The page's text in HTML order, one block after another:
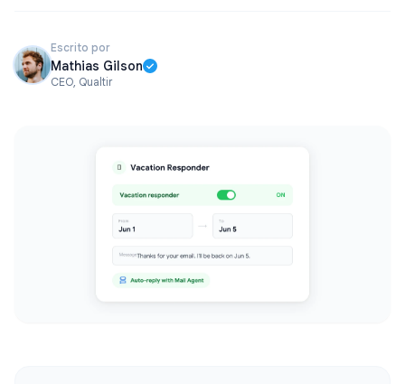
Escrito por
Mathias Gilson
CEO, Qualtir